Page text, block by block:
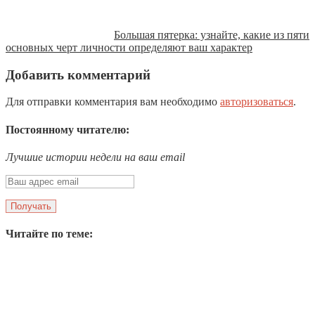
Большая пятерка: узнайте, какие из пяти
основных черт личности определяют ваш характер
Добавить комментарий
Для отправки комментария вам необходимо авторизоваться.
Постоянному читателю:
Лучшие истории недели на ваш email
Читайте по теме: